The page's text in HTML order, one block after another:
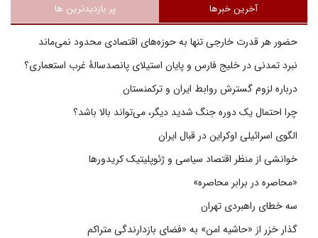
آخرین خبرها پر بازدیدترین ها
حضور هر قدرت خارجی تنها به حوزه‌های اقتصادی محدود نمی‌ماند
نبرد تمدنی در خلیج فارس و پایان استیلای پانصدسالۀ غرب استعماری؟
درباره لزوم گسترش روابط ایران و ترکمنستان
چرا احتمال یک دوره جنگ شدید دیگر، می‌تواند بالا باشد؟
الگوی اسرائیلی اوکراین در قبال ایران
خوانشی از منظر اقتصاد سیاسی و ژئوپلیتیک کریدورها
«محاصره در برابر محاصره»
سه خطای راهبردی تهران
گذار خزر از «حاشیه امن» به «فضای بازدارندگی متراکم